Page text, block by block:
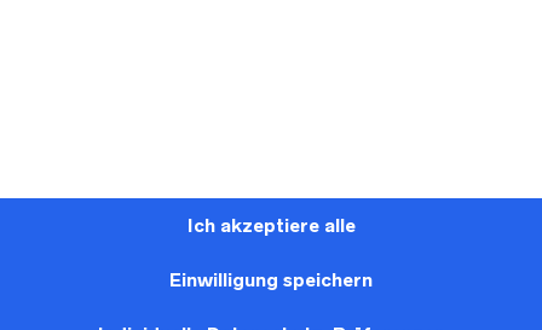
Modell "Rumba"Ich akzeptiere alle
Einwilligung speichern